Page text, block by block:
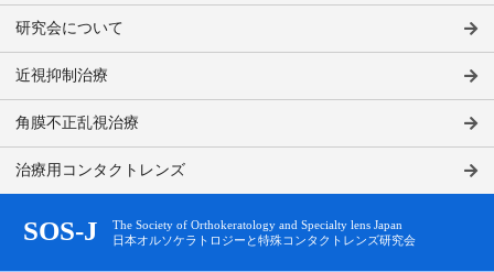
研究会について
近視抑制治療
角膜不正乱視治療
治療用コンタクトレンズ
SOS-J
The Society of Orthokeratology and Specialty lens Japan
日本オルソケラトロジーと特殊コンタクトレンズ研究会